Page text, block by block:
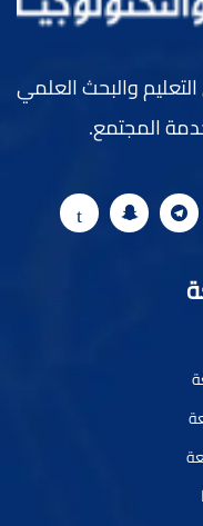
والبحث العلمي
المجتمع.